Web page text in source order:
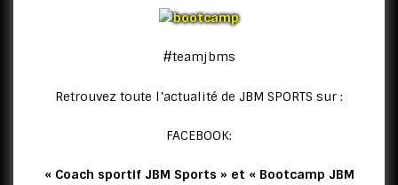
#teamjbms
Retrouvez toute l’actualité de JBM SPORTS sur :
FACEBOOK:
« Coach sportif JBM Sports » et « Bootcamp JBM